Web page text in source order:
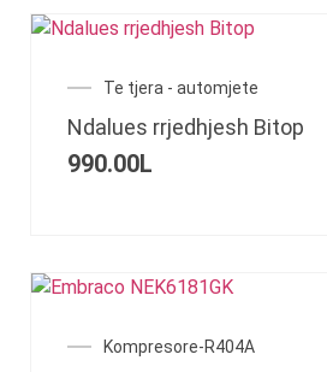
Te tjera - automjete
Ndalues rrjedhjesh Bitop
990.00L
Kompresore-R404A